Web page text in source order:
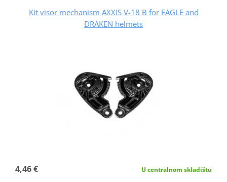
Kit visor mechanism AXXIS V-18 B for EAGLE and
DRAKEN helmets
4,46 € U centralnom skladištu